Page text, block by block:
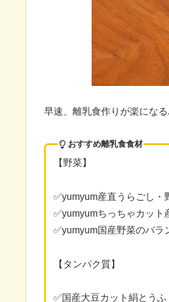
早速、離乳食作りが楽にな
おすすめ離乳食食材
【野菜】
✅yumyum産直うらごし・
✅yumyumちっちゃカット
✅yumyum国産野菜のバラ
【タンパク質】
✅国産大豆カット絹とうふ